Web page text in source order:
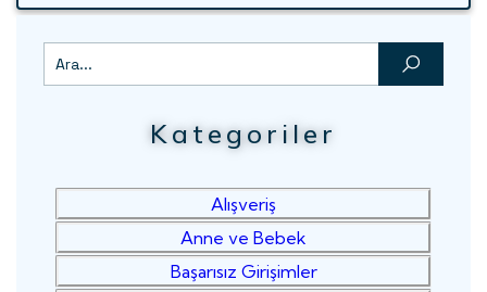
Kategoriler
Alışveriş
Anne ve Bebek
Başarısız Girişimler